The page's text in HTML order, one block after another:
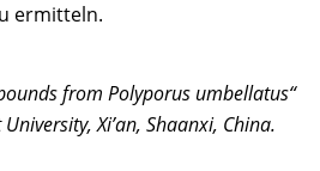
ermitteln.
from Polyporus umbellatus“
Xi’an, Shaanxi, China.